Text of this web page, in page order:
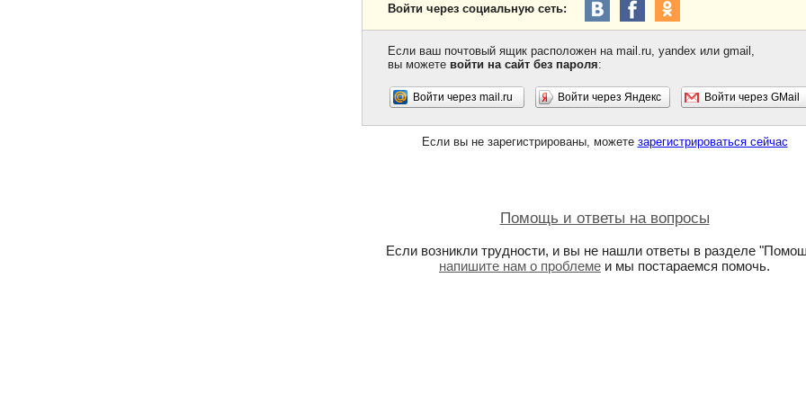
Войти через социальную сеть:
Если ваш почтовый ящик расположен на mail.ru, yandex или gmail,
вы можете войти на сайт без пароля:
Войти через mail.ru Войти через Яндекс Войти через GMail
Если вы не зарегистрированы, можете зарегистрироваться сейчас
Помощь и ответы на вопросы
Если возникли трудности, и вы не нашли ответы в разделе
напишите нам о проблеме и мы постараемся помочь.